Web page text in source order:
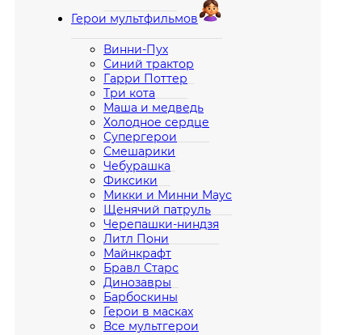
Герои мультфильмов
Винни-Пух
Синий трактор
Гарри Поттер
Три кота
Маша и медведь
Холодное сердце
Супергерои
Смешарики
Чебурашка
Фиксики
Микки и Минни Маус
Щенячий патруль
Черепашки-ниндзя
Литл Пони
Майнкрафт
Бравл Старс
Динозавры
Барбоскины
Герои в масках
Все мультгерои